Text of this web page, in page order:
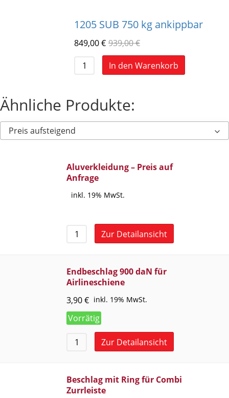
1205 SUB 750 kg ankippbar
849,00€ 939,00€
In den Warenkorb
Ähnliche Produkte:
Preis aufsteigend
Aluverkleidung – Preis auf
Anfrage
inkl. 19% MwSt.
Zur Detailansicht
Endbeschlag 900 daN für
Airlineschiene
3,90€ inkl. 19% MwSt.
Vorrätig
Zur Detailansicht
Beschlag mit Ring für Combi
Zurrleiste